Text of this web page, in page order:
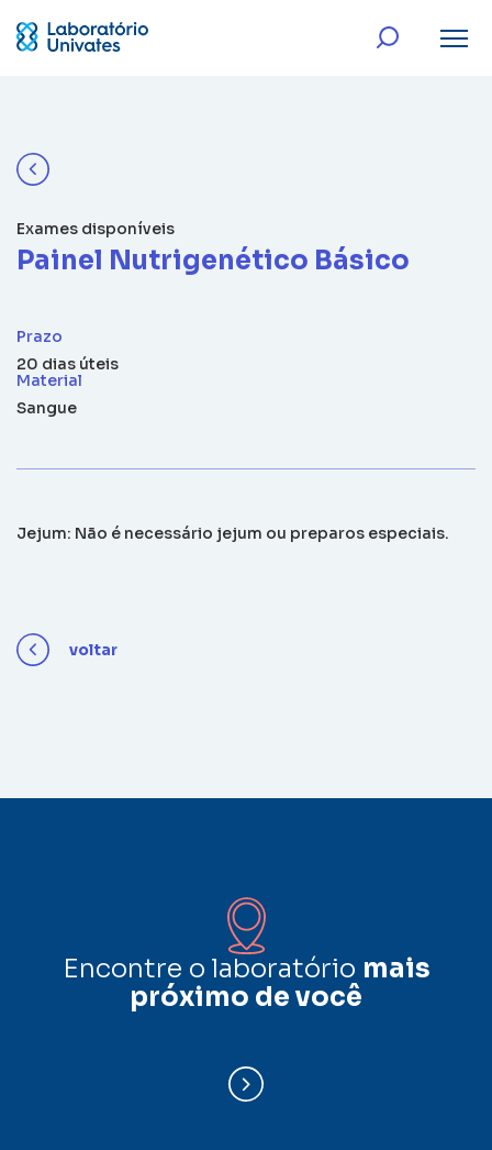
Exames disponíveis
Painel Nutrigenético Básico
Prazo
20 dias úteis
Material
Sangue
Jejum: Não é necessário jejum ou preparos especiais.
voltar
Encontre o laboratório mais
próximo de você